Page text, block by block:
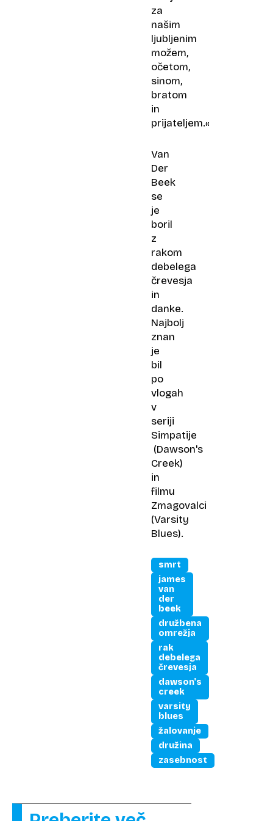
za
našim
ljubljenim
možem,
očetom,
sinom,
bratom
in
prijateljem.«
Van
Der
Beek
se
je
boril
z
rakom
debelega
črevesja
in
danke.
Najbolj
znan
je
bil
po
vlogah
v
seriji
Simpatije​
(Dawson's
Creek)
in
filmu
Zmagovalci
(Varsity
Blues).
smrt
james
van
der
beek
družbena
omrežja
rak
debelega
črevesja
dawson's
creek
varsity
blues
žalovanje
družina
zasebnost